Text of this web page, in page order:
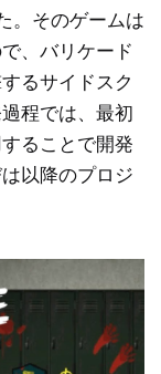
。そのゲームは
、バリケード
るサイドスク
程では、最初
ることで開発
以降のプロジ